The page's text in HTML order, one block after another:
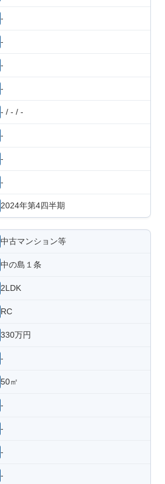
-
-
-
-
- / - / -
-
-
-
2024年第4四半期
中古マンション等
中の島１条
2LDK
RC
330万円
-
50㎡
-
-
-
-